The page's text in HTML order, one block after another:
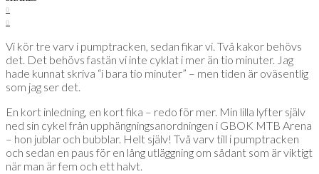
0
0
Vi kör tre varv i pumptracken, sedan fikar vi. Två kakor behövs
det. Det behövs fastän vi inte cyklat i mer än tio minuter. Jag
hade kunnat skriva “i bara tio minuter” – men tiden är oväsentlig
som jag ser det.
En kort inledning, en kort fika – redo för mer. Min lilla lyfter själv
ned sin cykel från upphängningsanordningen i GBOK MTB Arena
– hon jublar och bubblar. Helt själv! Två varv till i pumptracken
och sedan en paus för en lång utläggning om sådant som är viktigt
när man är fem och ett halvt.